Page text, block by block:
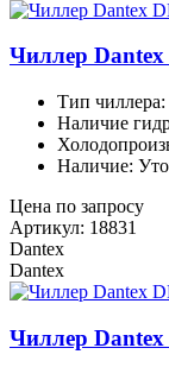
Чиллер
Тип
Наличие
Наличие:
Цена по запросу
Артикул: 18831
Dantex
Dantex
Чиллер